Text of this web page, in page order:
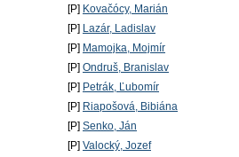
[P] Kovačócy, Marián
[P] Lazár, Ladislav
[P] Mamojka, Mojmír
[P] Ondruš, Branislav
[P] Petrák, Ľubomír
[P] Riapošová, Bibiána
[P] Senko, Ján
[P] Valocký, Jozef